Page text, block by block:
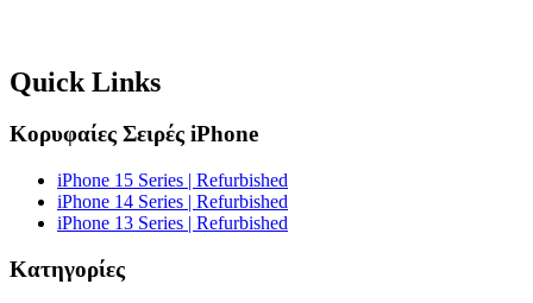
Quick Links
Κορυφαίες Σειρές iPhone
iPhone 15 Series | Refurbished
iPhone 14 Series | Refurbished
iPhone 13 Series | Refurbished
Κατηγορίες